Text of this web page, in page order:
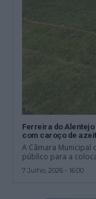
Ferreira do
com caroço de
A Câmara Municipal
público para a
7 Julho, 2026 - 16:00